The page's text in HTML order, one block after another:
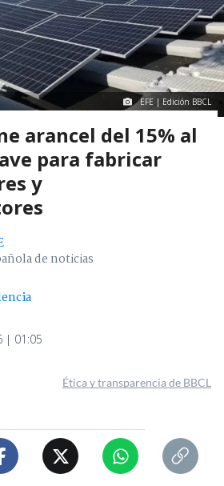
EFE | Edición BBCL
arancel del 15% al
para fabricar
y
de noticias
| 01:05
Ética y transparencia de BBCL